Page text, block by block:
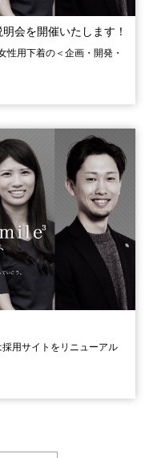
会を開催いたします！
性用下着の＜企画・開発・
用サイトをリニューアル